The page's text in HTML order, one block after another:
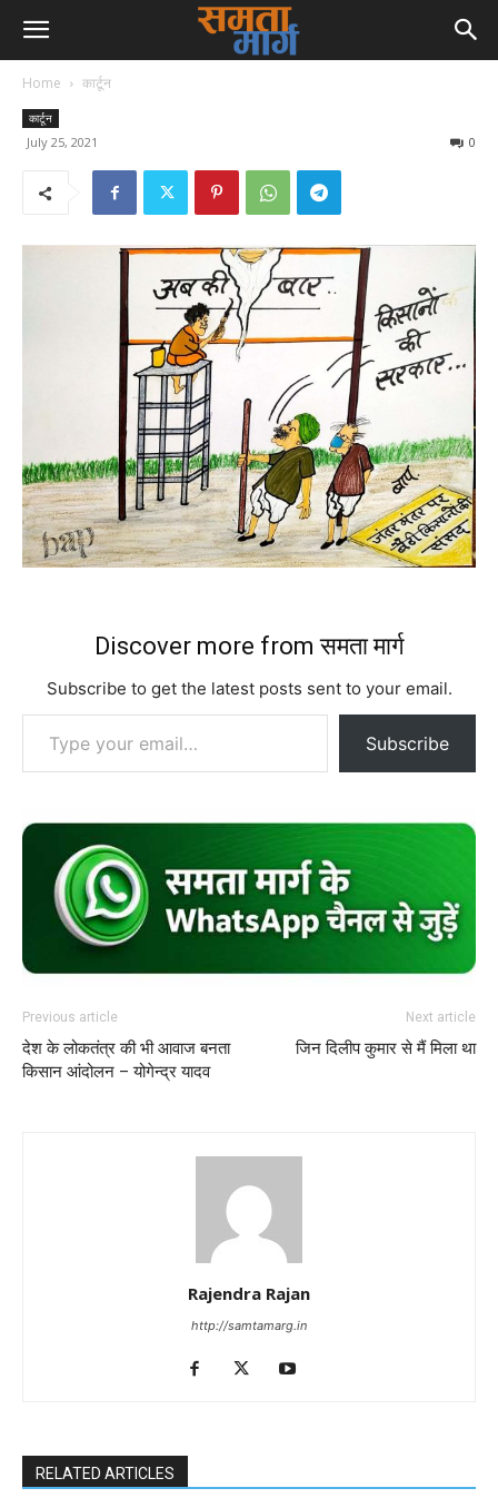
Home कार्टून
कार्टून
July 25, 2021 0
Discover more from समता मार्ग
Subscribe to get the latest posts sent to your email.
Type your email…
Subscribe
Previous article
देश के लोकतंत्र की भी आवाज बनता
किसान आंदोलन – योगेन्द्र यादव
Next article
जिन दिलीप कुमार से मैं मिला था
Rajendra Rajan
http://samtamarg.in
RELATED ARTICLES